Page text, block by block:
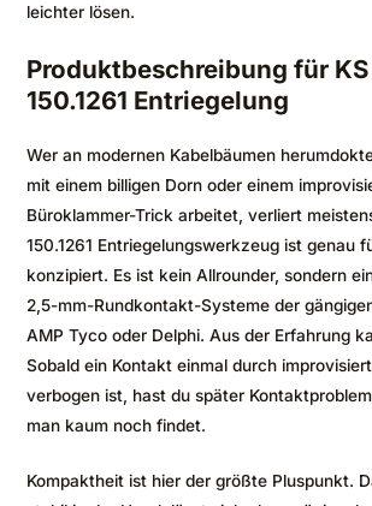
leichter lösen.
Produktbeschreibung für
150.1261 Entriegelung
Wer an modernen Kabelbäumen
mit einem billigen Dorn oder einem
Büroklammer-Trick arbeitet, verliert
150.1261 Entriegelungswerkzeug ist genau
konzipiert. Es ist kein Allrounder, sondern
2,5-mm-Rundkontakt-Systeme der
AMP Tyco oder Delphi. Aus der Erfahrung
Sobald ein Kontakt einmal durch
verbogen ist, hast du später
man kaum noch findet.
Kompaktheit ist hier der größte Pluspunkt.